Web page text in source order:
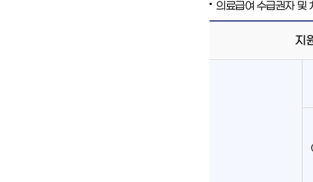
의료급여 수급권자 및
지